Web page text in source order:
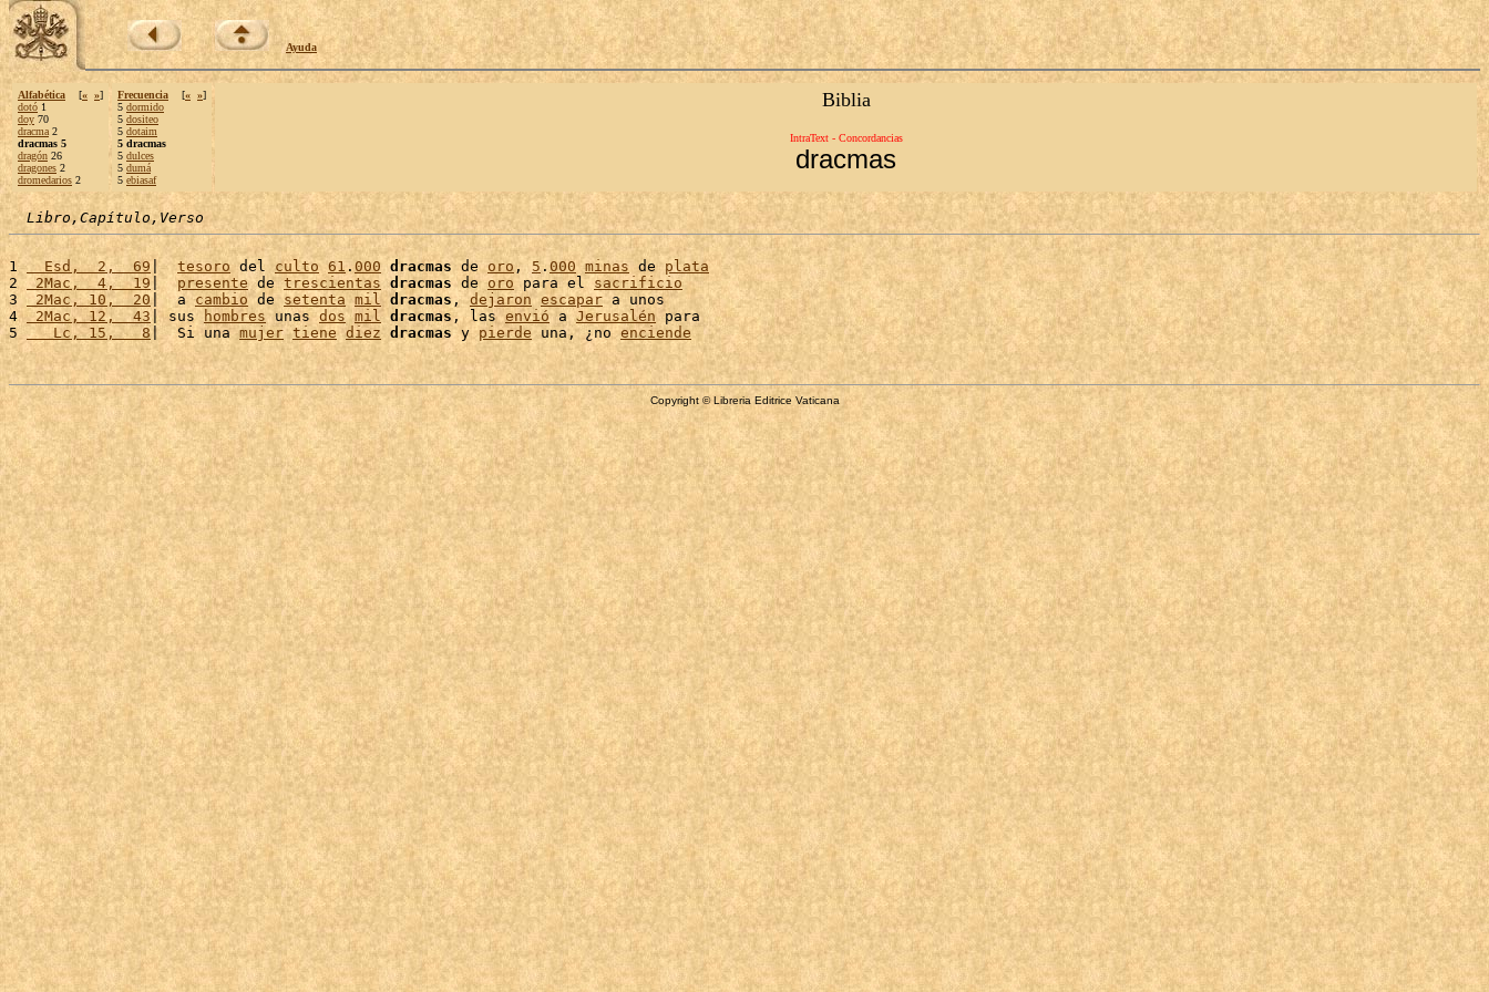
Ayuda
Alfabética [« »]
dotó 1
doy 70
dracma 2
dracmas 5
dragón 26
dragones 2
dromedarios 2
Frecuencia [« »]
5 dormido
5 dositeo
5 dotaim
5 dracmas
5 dulces
5 dumá
5 ebiasaf
Biblia
IntraText - Concordancias
dracmas
Libro,Capítulo,Verso
1
  Esd,  2,  69
| tesoro del culto 61 . 000 dracmas de oro, 5 . 000 minas de plata
2 2Mac,  4,  19 | presente de trescientas dracmas de oro para el sacrificio
3
2Mac, 10,  20|  a cambio de setenta mil dracmas , dejaron escapar a unos
4 2Mac, 12,  43 | sus hombres unas dos mil dracmas , las envió a Jerusalén para
5
   Lc, 15,   8
|  Si una mujer tiene diez dracmas y pierde una, ¿no enciende
Copyright © Libreria Editrice Vaticana